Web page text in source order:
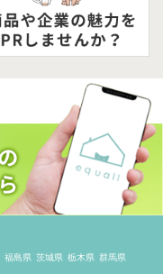
福島県 茨城県 栃木県 群馬県